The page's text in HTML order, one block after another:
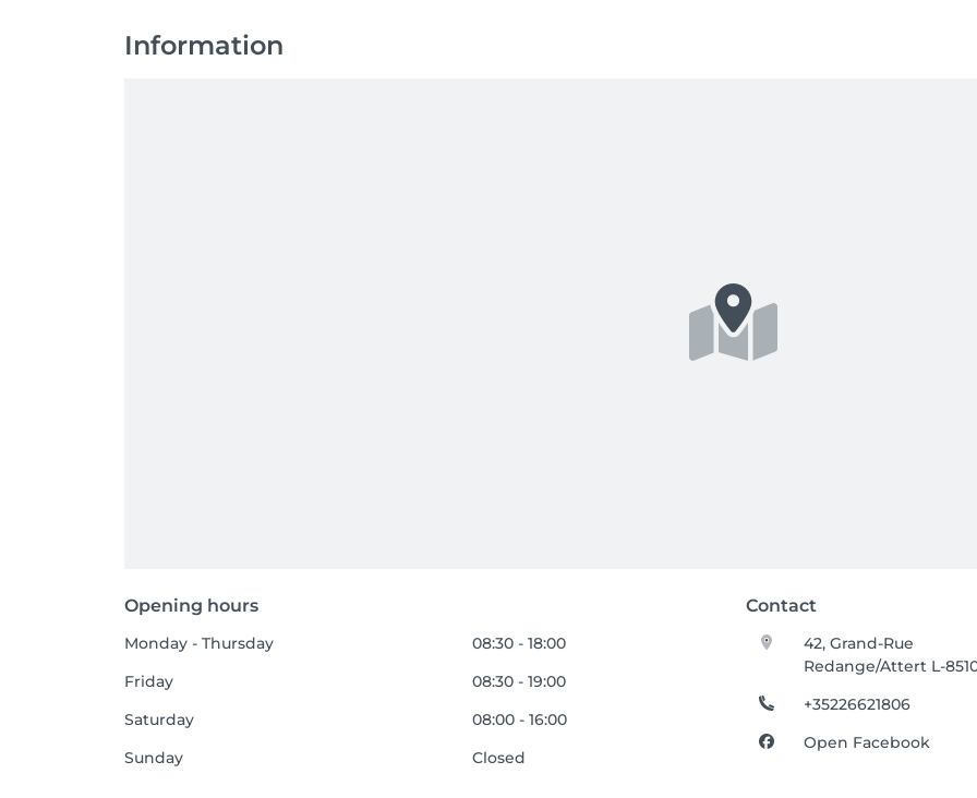
Information
Opening hours Contact
Monday - Thursday
08:30 - 18:00
Friday
08:30 - 19:00
Saturday
08:00 - 16:00
Sunday
Closed
42, Grand-Rue
Redange/Attert L-
+35226621806
Open Facebook